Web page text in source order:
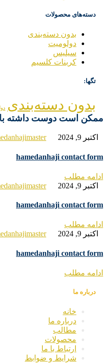
دسته‌های محصولات
بدون دسته‌بندی
دولومیت
سیلیس
کربنات کلسیم
تگها:
بدون دسته‌بندی
است دوست داشته
9, 2024
hamedanhaji contact
مطلب
9, 2024
hamedanhaji contact
مطلب
9, 2024
hamedanhaji contact
مطلب
درباره ما
خانه
درباره ما
مطالب
محصولات
ارتباط با ما
شرایط و ضوابط